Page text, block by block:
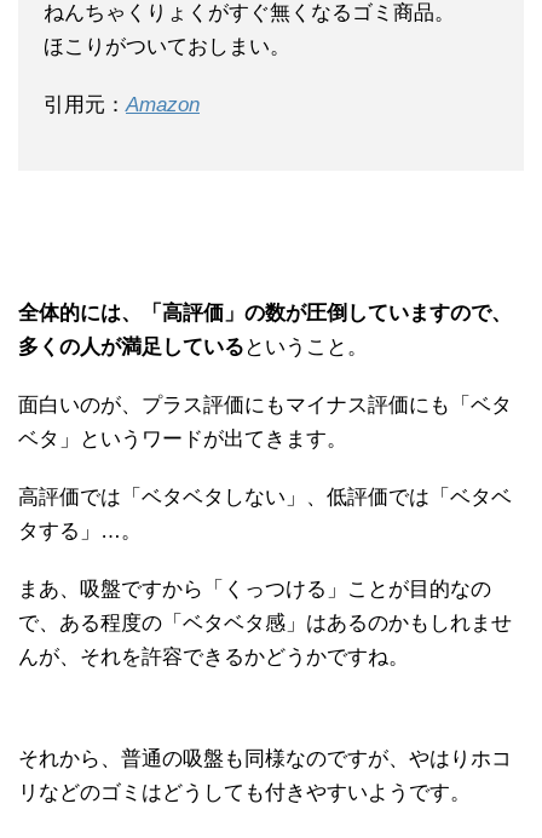
ねんちゃくりょくがすぐ無くなるゴミ商品。
ほこりがついておしまい。
引用元：Amazon
全体的には、「高評価」の数が圧倒していますので、
多くの人が満足している ということ。
面白いのが、プラス評価にもマイナス評価にも「ベタ
ベタ」というワードが出てきます。
高評価では「ベタベタしない」、低評価では「ベタベ
タする」…。
まあ、吸盤ですから「くっつける」ことが目的なの
で、ある程度の「ベタベタ感」はあるのかもしれませ
んが、それを許容できるかどうかですね。
それから、普通の吸盤も同様なのですが、やはりホコ
リなどのゴミはどうしても付きやすいようです。